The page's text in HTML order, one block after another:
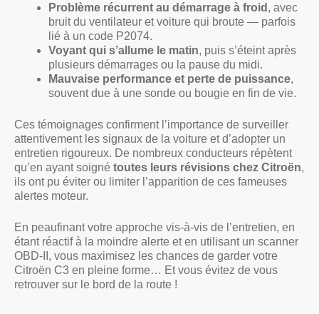
Problème récurrent au démarrage à froid , avec
bruit du ventilateur et voiture qui broute — parfois
lié à un code P2074.
Voyant qui s’allume le matin, puis s’éteint après
plusieurs démarrages ou la pause du midi.
Mauvaise performance et perte de puissance,
souvent due à une sonde ou bougie en fin de vie.
Ces témoignages confirment l’importance de surveiller
attentivement les signaux de la voiture et d’adopter un
entretien rigoureux. De nombreux conducteurs répètent
qu’en ayant soigné toutes leurs révisions chez Citroën,
ils ont pu éviter ou limiter l’apparition de ces fameuses
alertes moteur.
En peaufinant votre approche vis-à-vis de l’entretien, en
étant réactif à la moindre alerte et en utilisant un scanner
OBD-II, vous maximisez les chances de garder votre
Citroën C3 en pleine forme… Et vous évitez de vous
retrouver sur le bord de la route !